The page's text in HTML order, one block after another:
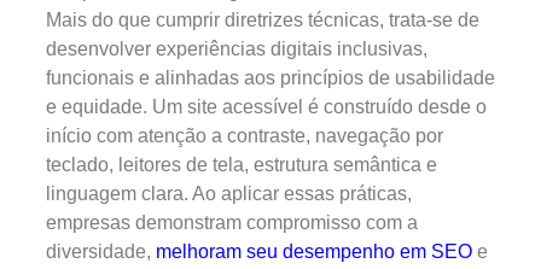
Mais do que cumprir diretrizes técnicas, trata-se de
desenvolver experiências digitais inclusivas,
funcionais e alinhadas aos princípios de usabilidade
e equidade. Um site acessível é construído desde o
início com atenção a contraste, navegação por
teclado, leitores de tela, estrutura semântica e
linguagem clara. Ao aplicar essas práticas,
empresas demonstram compromisso com a
diversidade, melhoram seu desempenho em SEO e